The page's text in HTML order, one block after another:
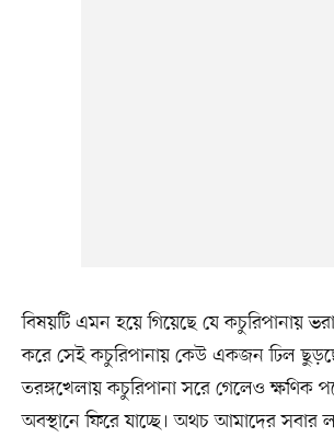
বিষয়টি এমন হয়ে গিয়েছে যে কচুরিপানায়
করে সেই কচুরিপানায় কেউ একজন ঢিল
তরঙ্গখেলায় কচুরিপানা সরে গেলেও ক্ষণিক
অবস্থানে ফিরে যাচ্ছে। অথচ আমাদের সবার